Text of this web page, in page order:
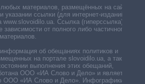
материалов, размещённых на сайте,
указании ссылки (для интернет-изданий —
www.slovoidilo.ua. Ссылка (гиперссылка)
зависимости от полного либо частичного
об обещаниях политиков и
на портале slovoidilo.ua, а также
выполнения этих обещаний,
ООО «ИА Слово и Дело» и является
ООО «ИА Слово и Дело». Инфографики,